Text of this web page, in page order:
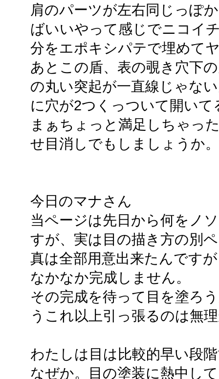
肩のパーツが左右同じっぽ
ばいいやって感じでニコイ
分をエポキシパテで埋めて
あとこの盾、表の覗き穴下
の丸い突起が一直線じゃな
に穴が2つくっついて開い
まぁちょっと満足しちゃっ
せ目消しでもしましょうか。
今日のマナさん
当ページは先日から何をノ
すが、実は目の描き方の別
真は全部用意出来たんです
なかなか完成しません。
その完成を待って目を塗ろ
うこれ以上引っ張るのは無
わたしは目は比較的早い段
なぜか。目の塗装に熱中し